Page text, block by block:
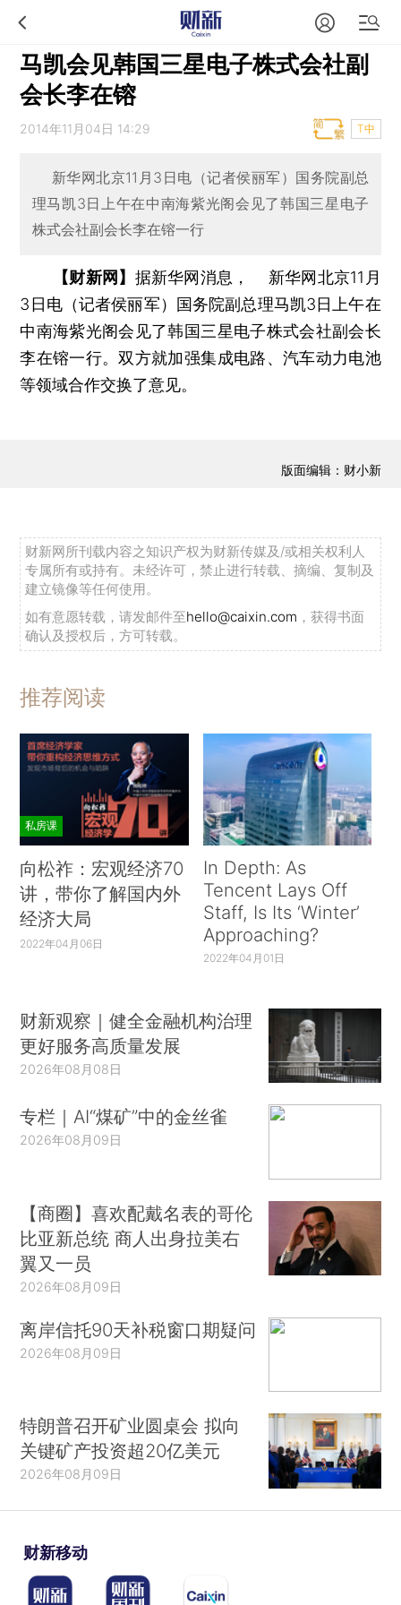
马凯会见韩国三星电子株式会社副
会长李在镕
2014年11月04日 14:29 T中
新华网北京11月3日电（记者侯丽军）国务院副总
理马凯3日上午在中南海紫光阁会见了韩国三星电子
株式会社副会长李在镕一行
【财新网】 据新华网消息， 新华网北京11月
3日电（记者侯丽军）国务院副总理马凯3日上午在
中南海紫光阁会见了韩国三星电子株式会社副会长
李在镕一行。双方就加强集成电路、汽车动力电池
等领域合作交换了意见。
版面编辑：财小新
财新网所刊载内容之知识产权为财新传媒及/或相关权利人
专属所有或持有。未经许可，禁止进行转载、摘编、复制及
建立镜像等任何使用。
如有意愿转载，请发邮件至hello@caixin.com ，获得书面
确认及授权后，方可转载。
推荐阅读
私房课
向松祚：宏观经济70
讲，带你了解国内外
经济大局
2022年04月06日
In Depth: As
Tencent Lays Off
Staff, Is Its ‘Winter’
Approaching?
2022年04月01日
财新观察｜健全金融机构治理
更好服务高质量发展
2026年08月08日
专栏｜AI“煤矿”中的金丝雀
2026年08月09日
【商圈】喜欢配戴名表的哥伦
比亚新总统 商人出身拉美右
翼又一员
2026年08月09日
离岸信托90天补税窗口期疑问
2026年08月09日
特朗普召开矿业圆桌会 拟向
关键矿产投资超20亿美元
2026年08月09日
财新移动